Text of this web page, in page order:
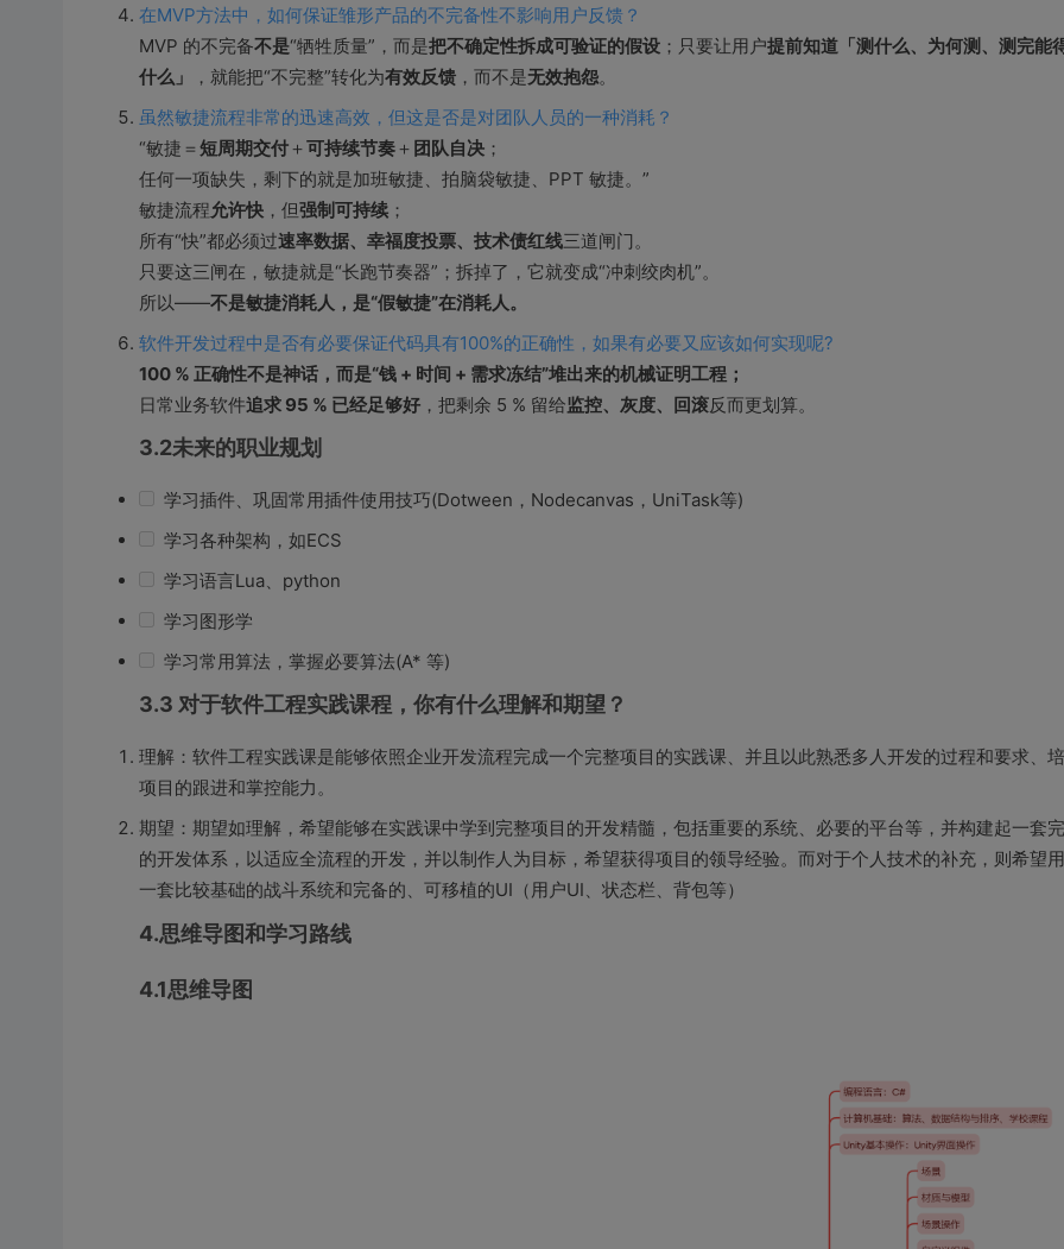
在MVP方法中，如何保证雏形产品的不完备性不影响用户反馈？
MVP 的不完备不是“牺牲质量”，而是把不确定性拆成可验证的假设；只要让用户提前知道「测什么、为何测、测完能
什么」
，就能把“不完整”转化为有效反馈，而不是无效抱怨。
虽然敏捷流程非常的迅速高效，但这是否是对团队人员的一种消耗？
“敏捷＝短周期交付＋可持续节奏＋ 团队自决；
任何一项缺失，剩下的就是加班敏捷、拍脑袋敏捷、PPT 敏捷。”
敏捷流程允许快，但强制可持续；
所有“快”都必须过速率数据、幸福度投票、技术债红线三道闸门。
只要这三闸在，敏捷就是“长跑节奏器”；拆掉了，它就变成“冲刺绞肉机”。
所以——不是敏捷消耗人，是“假敏捷”在消耗人。
软件开发过程中是否有必要保证代码具有100%的正确性，如果有必要又应该如何实现呢?
100 % 正确性不是神话，而是“钱 + 时间 + 需求冻结”堆出来的机械证明工程；
日常业务软件追求 95 % 已经足够好，把剩余 5 % 留给监控、灰度、回滚反而更划算。
3.2未来的职业规划
学习插件、巩固常用插件使用技巧(Dotween，Nodecanvas，UniTask等)
学习各种架构，如ECS
学习语言Lua、python
学习图形学
学习常用算法，掌握必要算法(A* 等)
3.3 对于软件工程实践课程，你有什么理解和期望？
理解：软件工程实践课是能够依照企业开发流程完成一个完整项目的实践课、并且以此熟悉多人开发的过程和要求、
项目的跟进和掌控能力。
期望：期望如理解，希望能够在实践课中学到完整项目的开发精髓，包括重要的系统、必要的平台等，并构建起一套
的开发体系，以适应全流程的开发，并以制作人为目标，希望获得项目的领导经验。而对于个人技术的补充，则希望
一套比较基础的战斗系统和完备的、可移植的UI（用户UI、状态栏、背包等）
4.思维导图和学习路线
4.1思维导图